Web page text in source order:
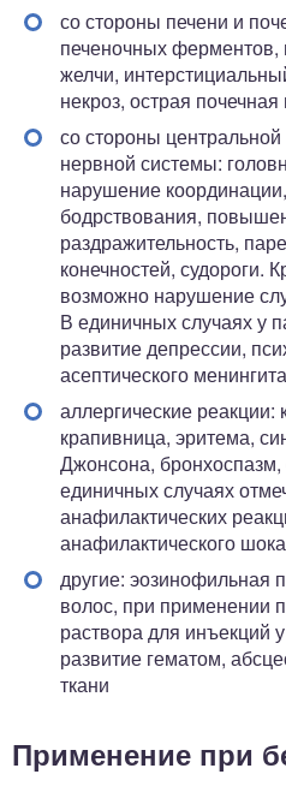
со стороны печени и
печеночных ферментов,
желчи,
некроз, острая почечная
со стороны
нервной системы:
нарушение
бодрствования,
раздражительность,
конечностей, судороги.
возможно нарушение
В единичных случаях у
развитие депрессии,
асептического менингита
аллергические реакции:
крапивница, эритема,
Джонсона,
единичных случаях
анафилактических
анафилактического шока
другие: эозинофильная
волос, при применении
раствора для инъекций
развитие гематом,
ткани
Применение при